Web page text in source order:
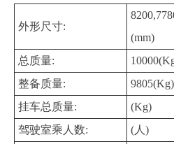
外形尺寸:
(mm)
总质量:
整备质量:
9805(Kg)
挂车总质量:
(Kg)
驾驶室乘人数:
(人)